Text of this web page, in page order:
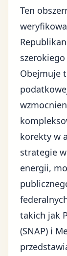
Ten
Obejmuje
korekty w
strategie
energii,
takich jak
(SNAP) i